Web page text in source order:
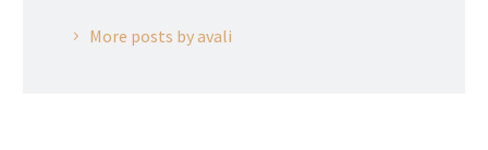
More posts by avali